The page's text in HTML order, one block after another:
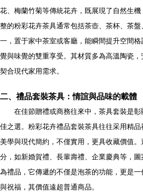
花、梅蘭竹菊等傳統花卉，既展現了自然生
整的粉彩花卉茶具通常包括茶壺、茶杯、茶
一，置于家中茶室或客廳，能瞬間提升空間
覺與味覺的雙重享受。其材質多為高溫陶瓷
契合現代家用需求。
二、禮品套裝茶具：情誼與品味的載體
在佳節贈禮或商務往來中，茶具套裝是
佳之選。粉彩花卉禮品套裝茶具往往采用精
美學與現代簡約，不僅實用，更具收藏價值
分，如新婚賀禮、長輩壽禮、企業慶典等，
為禮品，它傳遞的不僅是泡茶的功能，更是
與祝福，其價值遠超普通商品。